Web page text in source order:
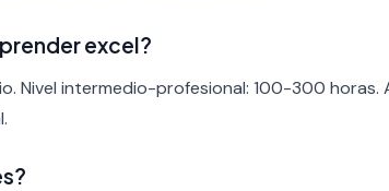
excel?
Nivel intermedio-profesional: 100-300 horas.